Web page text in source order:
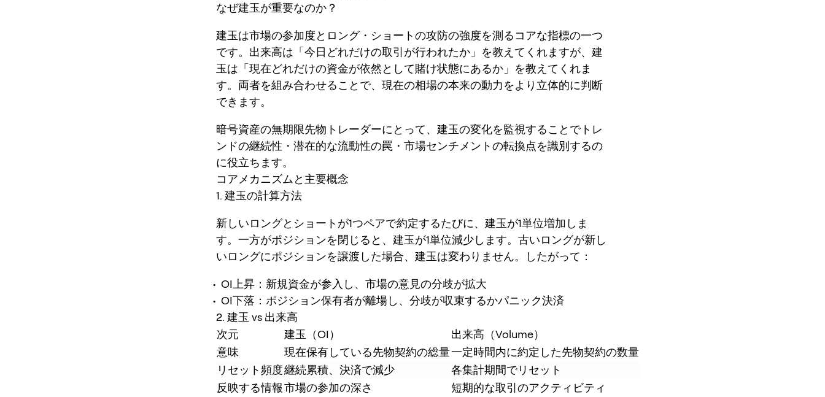
なぜ建玉が重要なのか？
建玉は市場の参加度とロング・ショートの攻防の強度を測るコアな指標の一つ
です。出来高は「今日どれだけの取引が行われたか」を教えてくれますが、建
玉は「現在どれだけの資金が依然として賭け状態にあるか」を教えてくれま
す。両者を組み合わせることで、現在の相場の本来の動力をより立体的に判断
できます。
暗号資産の無期限先物トレーダーにとって、建玉の変化を監視することでトレ
ンドの継続性・潜在的な流動性の罠・市場センチメントの転換点を識別するの
に役立ちます。
コアメカニズムと主要概念
1. 建玉の計算方法
新しいロングとショートが1つペアで約定するたびに、建玉が1単位増加しま
す。一方がポジションを閉じると、建玉が1単位減少します。古いロングが新し
いロングにポジションを譲渡した場合、建玉は変わりません。したがって：
OI上昇：新規資金が参入し、市場の意見の分歧が拡大
OI下落：ポジション保有者が離場し、分歧が収束するかパニック決済
2. 建玉 vs 出来高
次元
建玉（OI）
出来高（Volume）
意味
現在保有している先物契約の総量一定時間内に約定した先物契約の数量
リセット頻度継続累積、決済で減少
各集計期間でリセット
反映する情報市場の参加の深さ
短期的な取引のアクティビティ